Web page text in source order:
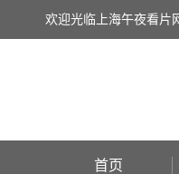
欢迎光临上海午夜看
首页